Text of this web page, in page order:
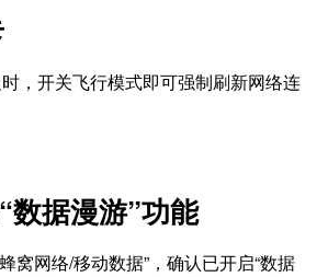
，开关飞行模式即可强制刷新网络连
数据漫游”功能
窝网络/移动数据”，确认已开启“数据